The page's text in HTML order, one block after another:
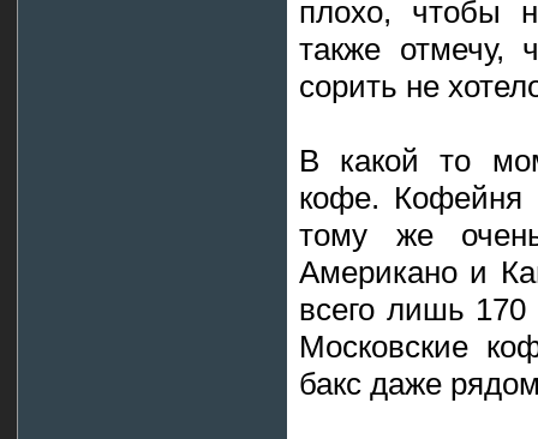
плохо, чтобы
также отмечу,
сорить не
В какой то
кофе. Кофейня
тому же
Американо и
всего лишь 170
Московские
бакс даже